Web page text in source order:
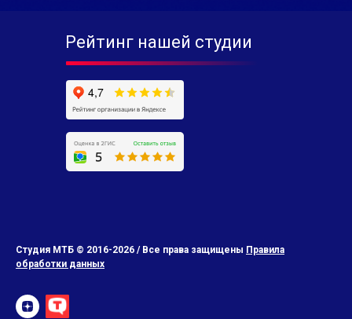
Рейтинг нашей студии
Студия МТБ © 2016-2026 / Все права защищены Правила
обработки данных